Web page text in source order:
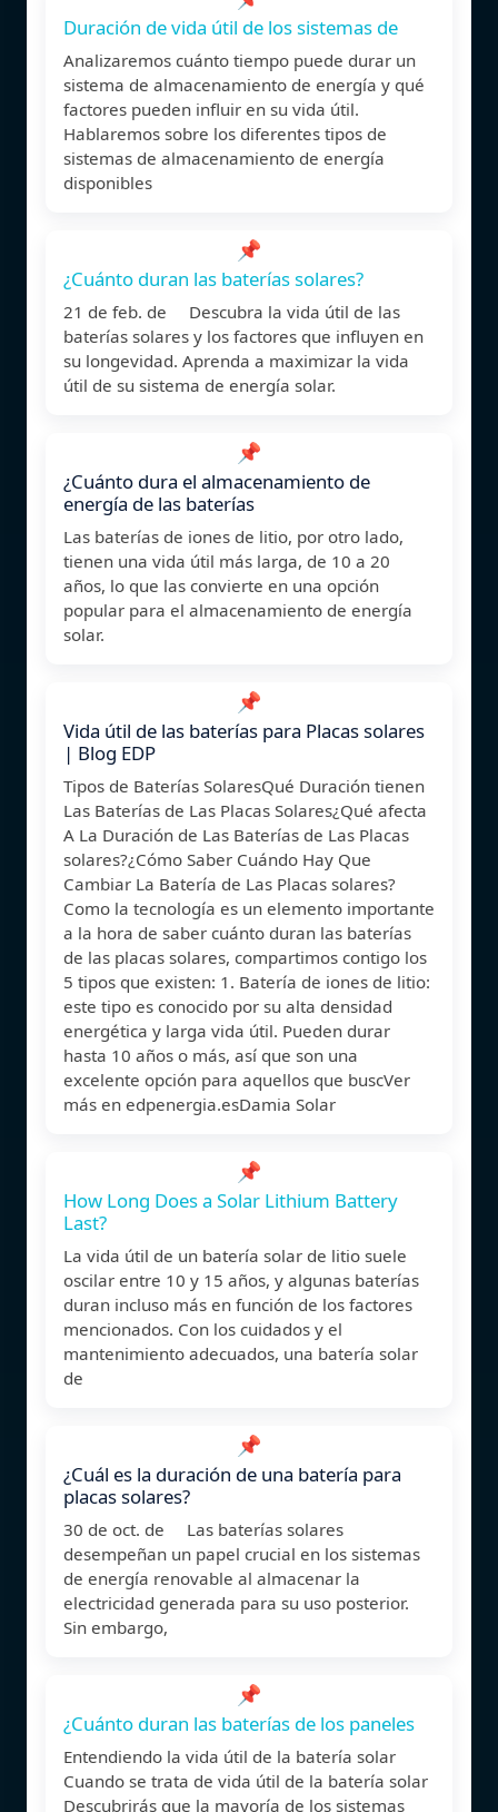
Duración de vida útil de los sistemas de
Analizaremos cuánto tiempo puede durar un
sistema de almacenamiento de energía y qué
factores pueden influir en su vida útil.
Hablaremos sobre los diferentes tipos de
sistemas de almacenamiento de energía
disponibles
📌
¿Cuánto duran las baterías solares?
21 de feb. de Descubra la vida útil de las
baterías solares y los factores que influyen en
su longevidad. Aprenda a maximizar la vida
útil de su sistema de energía solar.
📌
¿Cuánto dura el almacenamiento de
energía de las baterías
Las baterías de iones de litio, por otro lado,
tienen una vida útil más larga, de 10 a 20
años, lo que las convierte en una opción
popular para el almacenamiento de energía
solar.
📌
Vida útil de las baterías para Placas solares
| Blog EDP
Tipos de Baterías SolaresQué Duración tienen
Las Baterías de Las Placas Solares¿Qué afecta
A La Duración de Las Baterías de Las Placas
solares?¿Cómo Saber Cuándo Hay Que
Cambiar La Batería de Las Placas solares?
Como la tecnología es un elemento importante
a la hora de saber cuánto duran las baterías
de las placas solares, compartimos contigo los
5 tipos que existen: 1. Batería de iones de litio:
este tipo es conocido por su alta densidad
energética y larga vida útil. Pueden durar
hasta 10 años o más, así que son una
excelente opción para aquellos que buscVer
más en edpenergia.esDamia Solar
📌
How Long Does a Solar Lithium Battery
Last?
La vida útil de un batería solar de litio suele
oscilar entre 10 y 15 años, y algunas baterías
duran incluso más en función de los factores
mencionados. Con los cuidados y el
mantenimiento adecuados, una batería solar
de
📌
¿Cuál es la duración de una batería para
placas solares?
30 de oct. de Las baterías solares
desempeñan un papel crucial en los sistemas
de energía renovable al almacenar la
electricidad generada para su uso posterior.
Sin embargo,
📌
¿Cuánto duran las baterías de los paneles
Entendiendo la vida útil de la batería solar
Cuando se trata de vida útil de la batería solar
Descubrirás que la mayoría de los sistemas